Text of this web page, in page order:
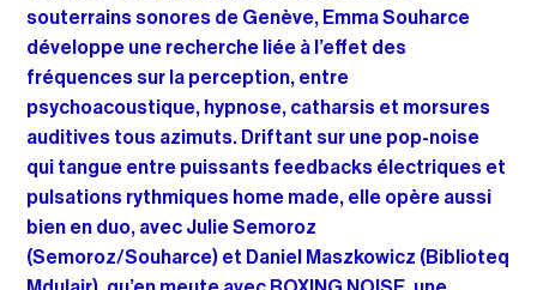
souterrains sonores de Genève, Emma Souharce
développe une recherche liée à l’effet des
fréquences sur la perception, entre
psychoacoustique, hypnose, catharsis et morsures
auditives tous azimuts. Driftant sur une pop-noise
qui tangue entre puissants feedbacks électriques et
pulsations rythmiques home made, elle opère aussi
bien en duo, avec Julie Semoroz
(Semoroz/Souharce) et Daniel Maszkowicz (Biblioteq